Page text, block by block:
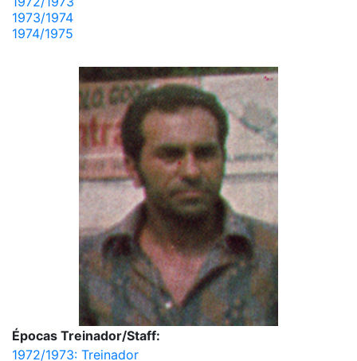
1973/1974
1974/1975
Épocas Treinador/Staff:
1972/1973: Treinador